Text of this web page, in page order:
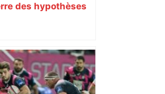
des hypothèses